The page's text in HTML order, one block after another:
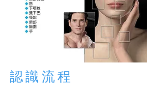
認識流程